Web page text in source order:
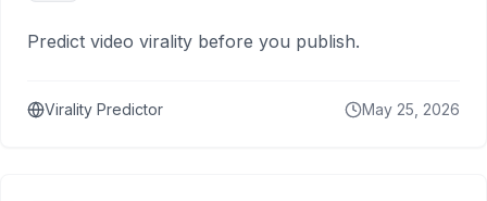
Predict video virality before you publish.
Virality Predictor May 25, 2026